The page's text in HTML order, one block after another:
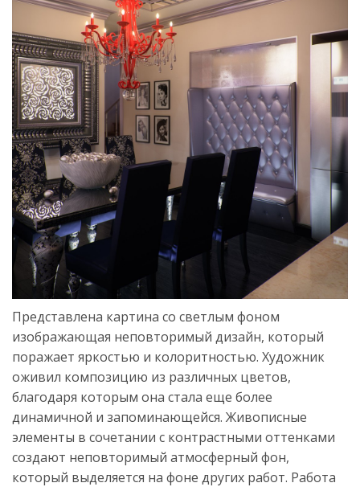
Представлена картина со светлым фоном
изображающая неповторимый дизайн, который
поражает яркостью и колоритностью. Художник
оживил композицию из различных цветов,
благодаря которым она стала еще более
динамичной и запоминающейся. Живописные
элементы в сочетании с контрастными оттенками
создают неповторимый атмосферный фон,
который выделяется на фоне других работ. Работа